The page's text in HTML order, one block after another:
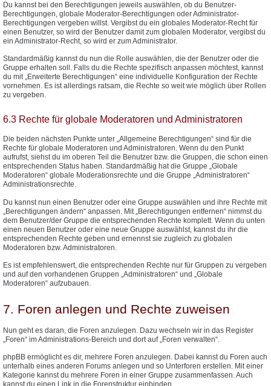
Du kannst bei den Berechtigungen jeweils auswählen, ob du Benutzer-
Berechtigungen, globale Moderator-Berechtigungen oder Administrator-
Berechtigungen vergeben willst. Vergibst du ein globales Moderator-Recht für
einen Benutzer, so wird der Benutzer damit zum globalen Moderator, vergibst du
ein Administrator-Recht, so wird er zum Administrator.
Standardmäßig kannst du nun die Rolle auswählen, die der Benutzer oder die
Gruppe erhalten soll. Falls du die Rechte spezifisch anpassen möchtest, kannst
du mit „Erweiterte Berechtigungen“ eine individuelle Konfiguration der Rechte
vornehmen. Es ist allerdings ratsam, die Rechte so weit wie möglich über Rollen
zu vergeben.
6.3 Rechte für globale Moderatoren und Administratoren
Die beiden nächsten Punkte unter „Allgemeine Berechtigungen“ sind für die
Rechte für globale Moderatoren und Administratoren. Wenn du den Punkt
aufrufst, siehst du im oberen Teil die Benutzer bzw. die Gruppen, die schon einen
entsprechenden Status haben. Standardmäßig hat die Gruppe „Globale
Moderatoren“ globale Moderationsrechte und die Gruppe „Administratoren“
Administrationsrechte.
Du kannst nun einen Benutzer oder eine Gruppe auswählen und ihre Rechte mit
„Berechtigungen ändern“ anpassen. Mit „Berechtigungen entfernen“ nimmst du
dem Benutzer/der Gruppe die entsprechenden Rechte komplett. Wenn du unten
einen neuen Benutzer oder eine neue Gruppe auswählst, kannst du ihr die
entsprechenden Rechte geben und ernennst sie zugleich zu globalen
Moderatoren bzw. Administratoren.
Es ist empfehlenswert, die entsprechenden Rechte nur für Gruppen zu vergeben
und auf den vorhandenen Gruppen „Administratoren“ und „Globale
Moderatoren“ aufzubauen.
7. Foren anlegen und Rechte zuweisen
Nun geht es daran, die Foren anzulegen. Dazu wechseln wir in das Register
„Foren“ im Administrations-Bereich und dort auf „Foren verwalten“.
phpBB ermöglicht es dir, mehrere Foren anzulegen. Dabei kannst du Foren auch
unterhalb eines anderen Forums anlegen und so Unterforen erstellen. Mit einer
Kategorie kannst du mehrere Foren in einer Gruppe zusammenfassen. Auch
kannst du einen Link in die Forenstruktur einbinden.